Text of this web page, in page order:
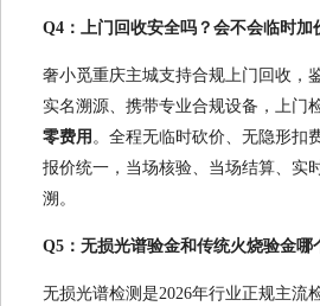
Q4：上门回收安全吗？会不会临时加
奢小觅重庆主城支持合规上门回收，
实名溯源、携带专业合规设备，上门
零费用 。全程无临时砍价、无隐形扣
报价统一，当场核验、当场结算、实
溯。
Q5：无损光谱验金和传统火烧验金哪
无损光谱检测是2026年行业正规主流